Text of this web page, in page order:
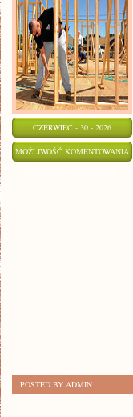
CZERWIEC - 30 - 2026
MOŻLIWOŚĆ KOMENTOWANIA
POSTED BY ADMIN